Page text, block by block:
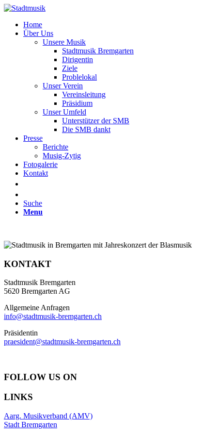
Home
Über Uns
Unsere Musik
Stadtmusik Bremgarten
Dirigentin
Ziele
Problelokal
Unser Verein
Vereinsleitung
Präsidium
Unser Umfeld
Unterstützer der SMB
Die SMB dankt
Presse
Berichte
Musig-Zytig
Fotogalerie
Kontakt
Suche
Menu
KONTAKT
Stadtmusik Bremgarten
5620 Bremgarten AG
Allgemeine Anfragen
info@stadtmusik-bremgarten.ch
Präsidentin
praesident@stadtmusik-bremgarten.ch
FOLLOW US ON
LINKS
Aarg. Musikverband (AMV)
Stadt Bremgarten